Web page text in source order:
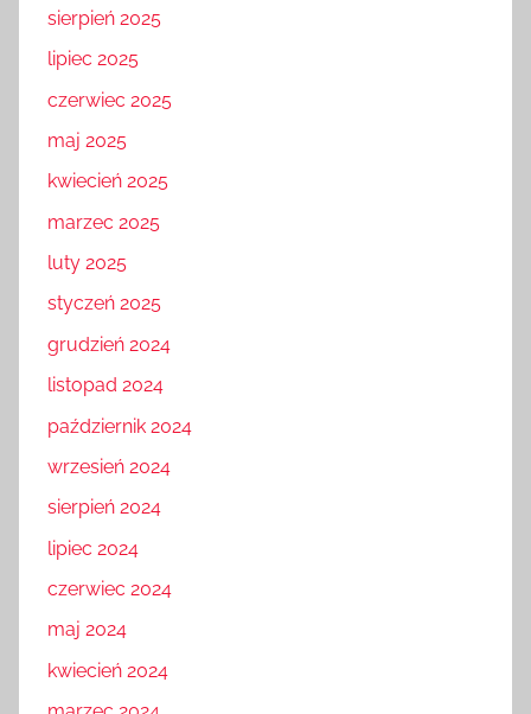
sierpień 2025
lipiec 2025
czerwiec 2025
maj 2025
kwiecień 2025
marzec 2025
luty 2025
styczeń 2025
grudzień 2024
listopad 2024
październik 2024
wrzesień 2024
sierpień 2024
lipiec 2024
czerwiec 2024
maj 2024
kwiecień 2024